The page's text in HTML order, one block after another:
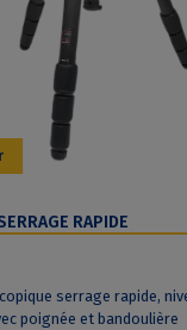
RAPIDE
serrage rapide,
poignée et bandoulière